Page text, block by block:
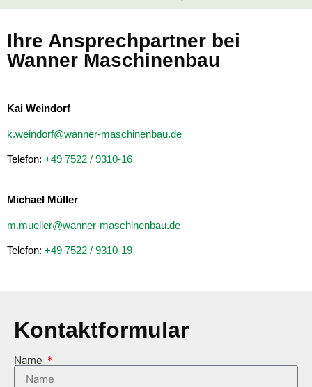
Ihre Ansprechpartner bei
Wanner Maschinenbau
Kai Weindorf
k.weindorf@wanner-maschinenbau.de
Telefon: +49 7522 / 9310-16
Michael Müller
m.mueller@wanner-maschinenbau.de
Telefon: +49 7522 / 9310-19
Kontaktformular
Name